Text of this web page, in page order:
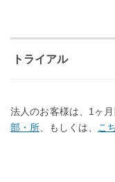
トライアル
法人のお客様は、1ヶ
部・所 、もしくは、 こ